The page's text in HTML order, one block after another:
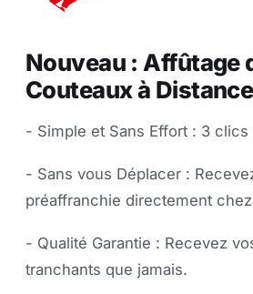
Nouveau : Affûtage
Couteaux à
- Simple et Sans Effort : 3
- Sans vous Déplacer :
préaffranchie directement
- Qualité Garantie : Recevez
tranchants que jamais.